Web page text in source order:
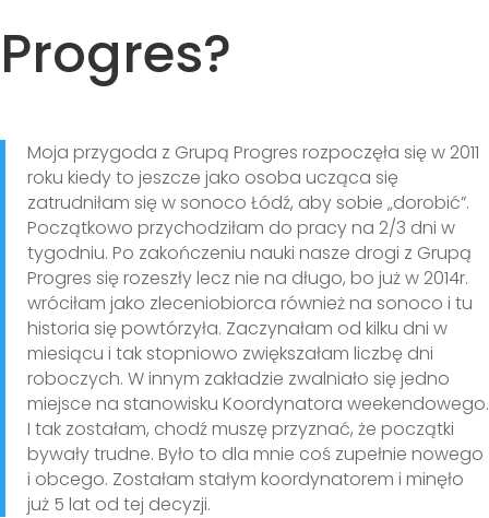
Progres?
Moja przygoda z Grupą Progres rozpoczęła się w 2011
roku kiedy to jeszcze jako osoba ucząca się
zatrudniłam się w sonoco Łódź, aby sobie „dorobić”.
Początkowo przychodziłam do pracy na 2/3 dni w
tygodniu. Po zakończeniu nauki nasze drogi z Grupą
Progres się rozeszły lecz nie na długo, bo już w 2014r.
wróciłam jako zleceniobiorca również na sonoco i tu
historia się powtórzyła. Zaczynałam od kilku dni w
miesiącu i tak stopniowo zwiększałam liczbę dni
roboczych. W innym zakładzie zwalniało się jedno
miejsce na stanowisku Koordynatora weekendowego.
I tak zostałam, chodź muszę przyznać, że początki
bywały trudne. Było to dla mnie coś zupełnie nowego
i obcego. Zostałam stałym koordynatorem i minęło
już 5 lat od tej decyzji.